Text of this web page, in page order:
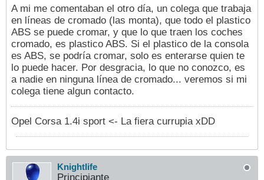
A mi me comentaban el otro día, un colega que trabaja
en líneas de cromado (las monta), que todo el plastico
ABS se puede cromar, y que lo que traen los coches
cromado, es plastico ABS. Si el plastico de la consola
es ABS, se podría cromar, solo es enterarse quien te
lo puede hacer. Por desgracia, lo que no conozco, es
a nadie en ninguna línea de cromado... veremos si mi
colega tiene algun contacto.
Opel Corsa 1.4i sport <- La fiera currupia xDD
Knightlife
Principiante